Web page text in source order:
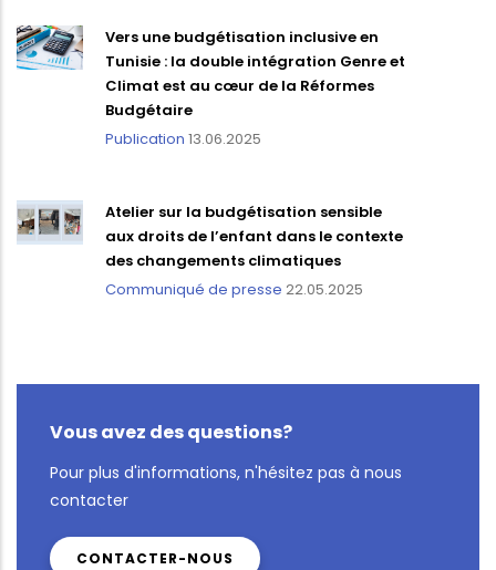
Vers une budgétisation inclusive en
Tunisie : la double intégration Genre et
Climat est au cœur de la Réformes
Budgétaire
Publication 13.06.2025
Atelier sur la budgétisation sensible
aux droits de l’enfant dans le contexte
des changements climatiques
Communiqué de presse 22.05.2025
Vous avez des questions?
Pour plus d'informations, n'hésitez pas à nous
contacter
CONTACTER-NOUS